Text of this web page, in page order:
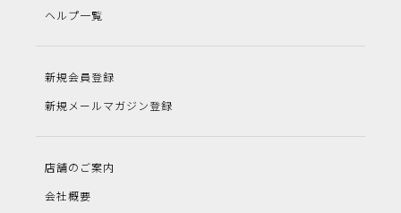
ヘルプ一覧
新規会員登録
新規メールマガジン登録
店舗のご案内
会社概要